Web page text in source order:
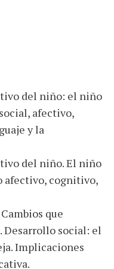
del niño: el niño
afectivo,
y la
del niño. El niño
afectivo, cognitivo,
que
Desarrollo social: el
Implicaciones